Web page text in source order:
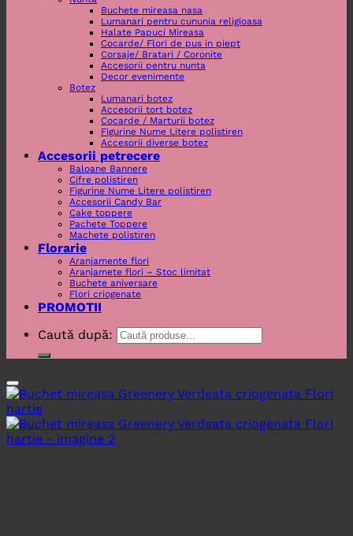
Buchete mireasa nasa
Lumanari pentru cununia religioasa
Halate Papuci Mireasa
Cocarde/ Flori de pus in piept
Corsaje/ Bratari / Coronite
Accesorii pentru nunta
Decor evenimente
Botez
Lumanari botez
Accesorii tort botez
Cocarde / Marturii botez
Figurine Nume Litere polistiren
Accesorii diverse botez
Accesorii petrecere
Baloane Bannere
Cifre polistiren
Figurine Nume Litere polistiren
Accesorii Candy Bar
Cake toppere
Pachete Toppere
Machete polistiren
Florarie
Aranjamente flori
Aranjamete flori – Stoc limitat
Buchete aniversare
Flori criogenate
PROMOTII
Caută după: